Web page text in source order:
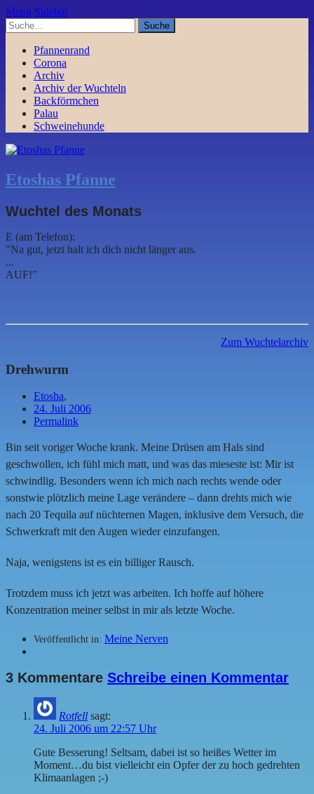
Menü Sidebar
Pfannenrand
Corona
Archiv
Archiv der Wuchteln
Backförmchen
Palau
Schweinehunde
Etoshas Pfanne
Wuchtel des Monats
E (am Telefon):
"Na gut, jetzt halt ich dich nicht länger aus.
...
AUF!"
Zum Wuchtelarchiv
Drehwurm
Etosha,
24. Juli 2006
Permalink
Bin seit voriger Woche krank. Meine Drüsen am Hals sind
geschwollen, ich fühl mich matt, und was das mieseste ist: Mir ist
schwindlig. Besonders wenn ich mich nach rechts wende oder
sonstwie plötzlich meine Lage verändere – dann drehts mich wie
nach 20 Tequila auf nüchternen Magen, inklusive dem Versuch, die
Schwerkraft mit den Augen wieder einzufangen.
Naja, wenigstens ist es ein billiger Rausch.
Trotzdem muss ich jetzt was arbeiten. Ich hoffe auf höhere
Konzentration meiner selbst in mir als letzte Woche.
Veröffentlicht in: Meine Nerven
3 Kommentare Schreibe einen Kommentar
Rotfell sagt:
24. Juli 2006 um 22:57 Uhr
Gute Besserung! Seltsam, dabei ist so heißes Wetter im
Moment…du bist vielleicht ein Opfer der zu hoch gedrehten
Klimaanlagen ;-)